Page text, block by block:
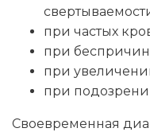
при частых
при
при
при
Своевременная